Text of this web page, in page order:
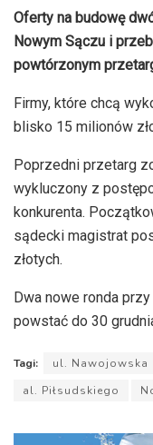
Oferty na budowę
Nowym Sączu i
powtórzonym
Firmy, które chcą
blisko 15 milionów
Poprzedni przetarg
wykluczony z
konkurenta.
sądecki magistrat
złotych.
Dwa nowe ronda
powstać do 30
Tagi: ul. Nawojowska
al. Piłsudskiego